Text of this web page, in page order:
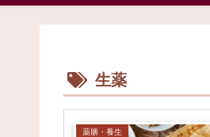
生薬
薬膳・養生